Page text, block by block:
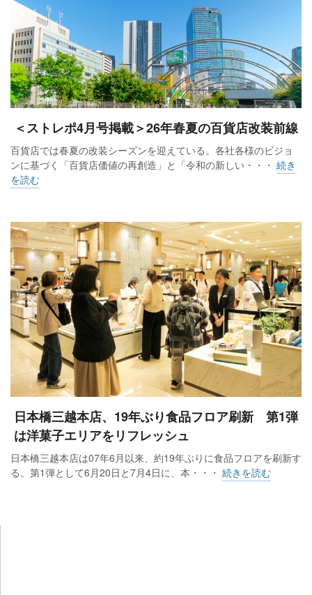
＜ストレポ4月号掲載＞26年春夏の百貨店改装前線
百貨店では春夏の改装シーズンを迎えている。各社各様のビジョ
ンに基づく「百貨店価値の再創造」と「令和の新しい・・・ 続き
を読む
日本橋三越本店、19年ぶり食品フロア刷新 第1弾
は洋菓子エリアをリフレッシュ
日本橋三越本店は07年6月以来、約19年ぶりに食品フロアを刷新す
る。第1弾として6月20日と7月4日に、本・・・ 続きを読む